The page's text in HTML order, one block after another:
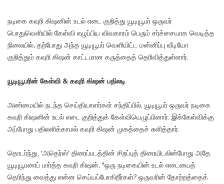
நடிகை கவுரி கிஷனின் உடல் எடை குறித்து யூடியூபர் ஒருவர்
பொதுவெளியில் கேள்வி எழுப்பிய விவகாரம் பெரும் சர்ச்சையாக வெடித்த
நிலையில், தற்போது அந்த யூடியூபர் வெளியிட்ட மன்னிப்பு வீடியோ
குறித்தும் கவுரி கிஷன் காட்டமான கருத்தைத் தெரிவித்துள்ளார்.
யூடியூபரின் கேள்வி & கவுரி கிஷன் பதிலடி
அண்மையில் நடந்த செய்தியாளர்கள் சந்திப்பில், யூடியூபர் ஒருவர் நடிகை
கவுரி கிஷனின் உடல் எடை குறித்துக் கேள்வியெழுப்பினார். இக்கேள்விக்கு
அப்போது பதிலளிக்காமல் கவுரி கிஷன் முகத்தைச் சுளித்தார்.
தொடர்ந்து, 'அதெர்ஸ்' திரைப்படத்தின் சிறப்புத் திரையிடலின்போது அதே
யூடியூபரைப் பார்த்த கவுரி கிஷன், "ஒரு நடிகையின் உடல் எடையைத்
தெரிந்து வைத்து என்ன செய்யப்போகிறீர்கள்? ஒருவரின் தோற்றத்தைக்